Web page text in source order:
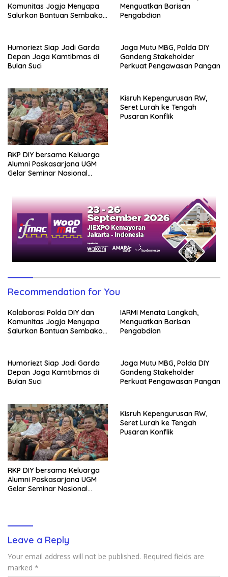
Komunitas Jogja Menyapa
Salurkan Bantuan Sembako,
Menguatkan Barisan
Pengabdian
Humoriezt Siap Jadi Garda
Depan Jaga Kamtibmas di
Bulan Suci
Jaga Mutu MBG, Polda DIY
Gandeng Stakeholder
Perkuat Pengawasan Pangan
RKP DIY bersama Keluarga
Alumni Paskasarjana UGM
Gelar Seminar Nasional
Kisruh Kepengurusan RW,
Seret Lurah ke Tengah
Pusaran Konflik
Recommendation for You
Kolaborasi Polda DIY dan
Komunitas Jogja Menyapa
Salurkan Bantuan Sembako,
IARMI Menata Langkah,
Menguatkan Barisan
Pengabdian
Humoriezt Siap Jadi Garda
Depan Jaga Kamtibmas di
Bulan Suci
Jaga Mutu MBG, Polda DIY
Gandeng Stakeholder
Perkuat Pengawasan Pangan
RKP DIY bersama Keluarga
Alumni Paskasarjana UGM
Gelar Seminar Nasional
Kisruh Kepengurusan RW,
Seret Lurah ke Tengah
Pusaran Konflik
Leave a Reply
Your email address will not be published. Required fields are
marked *